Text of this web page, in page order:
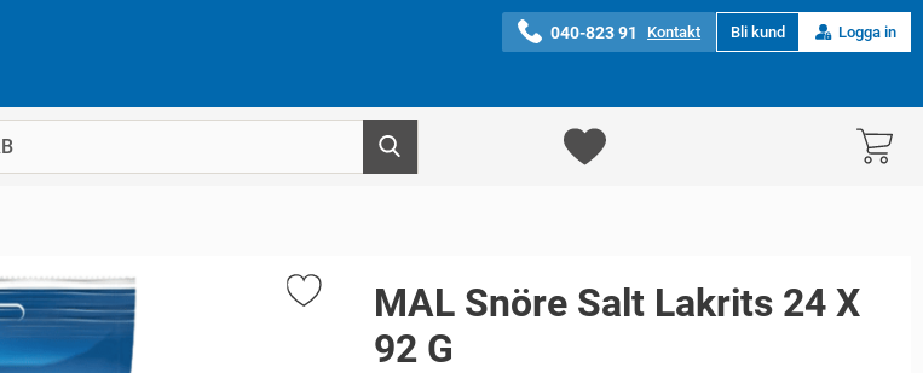
040-823 91 Kontakt Bli kund Logga in
MAL Snöre Salt Lakrits 24 X
92 G